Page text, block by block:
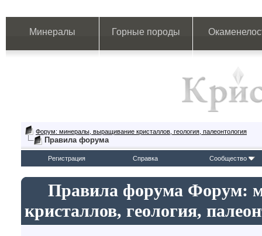
Минералы Горные породы
Форум: минералы, выращивание кристаллов, геология, палеонтология
Правила форума
Регистрация Справка Сообщество
Правила форума Форум:
кристаллов, геология,